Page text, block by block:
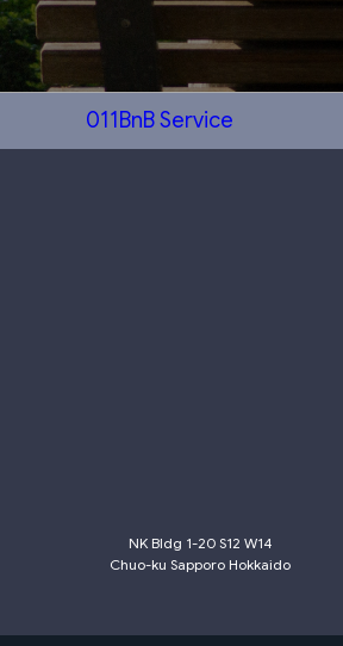
011BnB Service
NK Bldg 1-20 S12 W14
Chuo-ku Sapporo Hokkaido